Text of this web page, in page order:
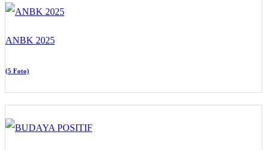
ANBK 2025
(5 Foto)